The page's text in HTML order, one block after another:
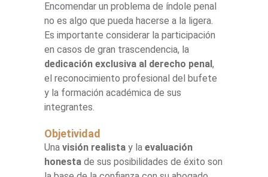
Encomendar un problema de índole penal
no es algo que pueda hacerse a la ligera.
Es importante considerar la participación
en casos de gran trascendencia, la
dedicación exclusiva al derecho penal,
el reconocimiento profesional del bufete
y la formación académica de sus
integrantes.
Objetividad
Una visión realista y la evaluación
honesta de sus posibilidades de éxito son